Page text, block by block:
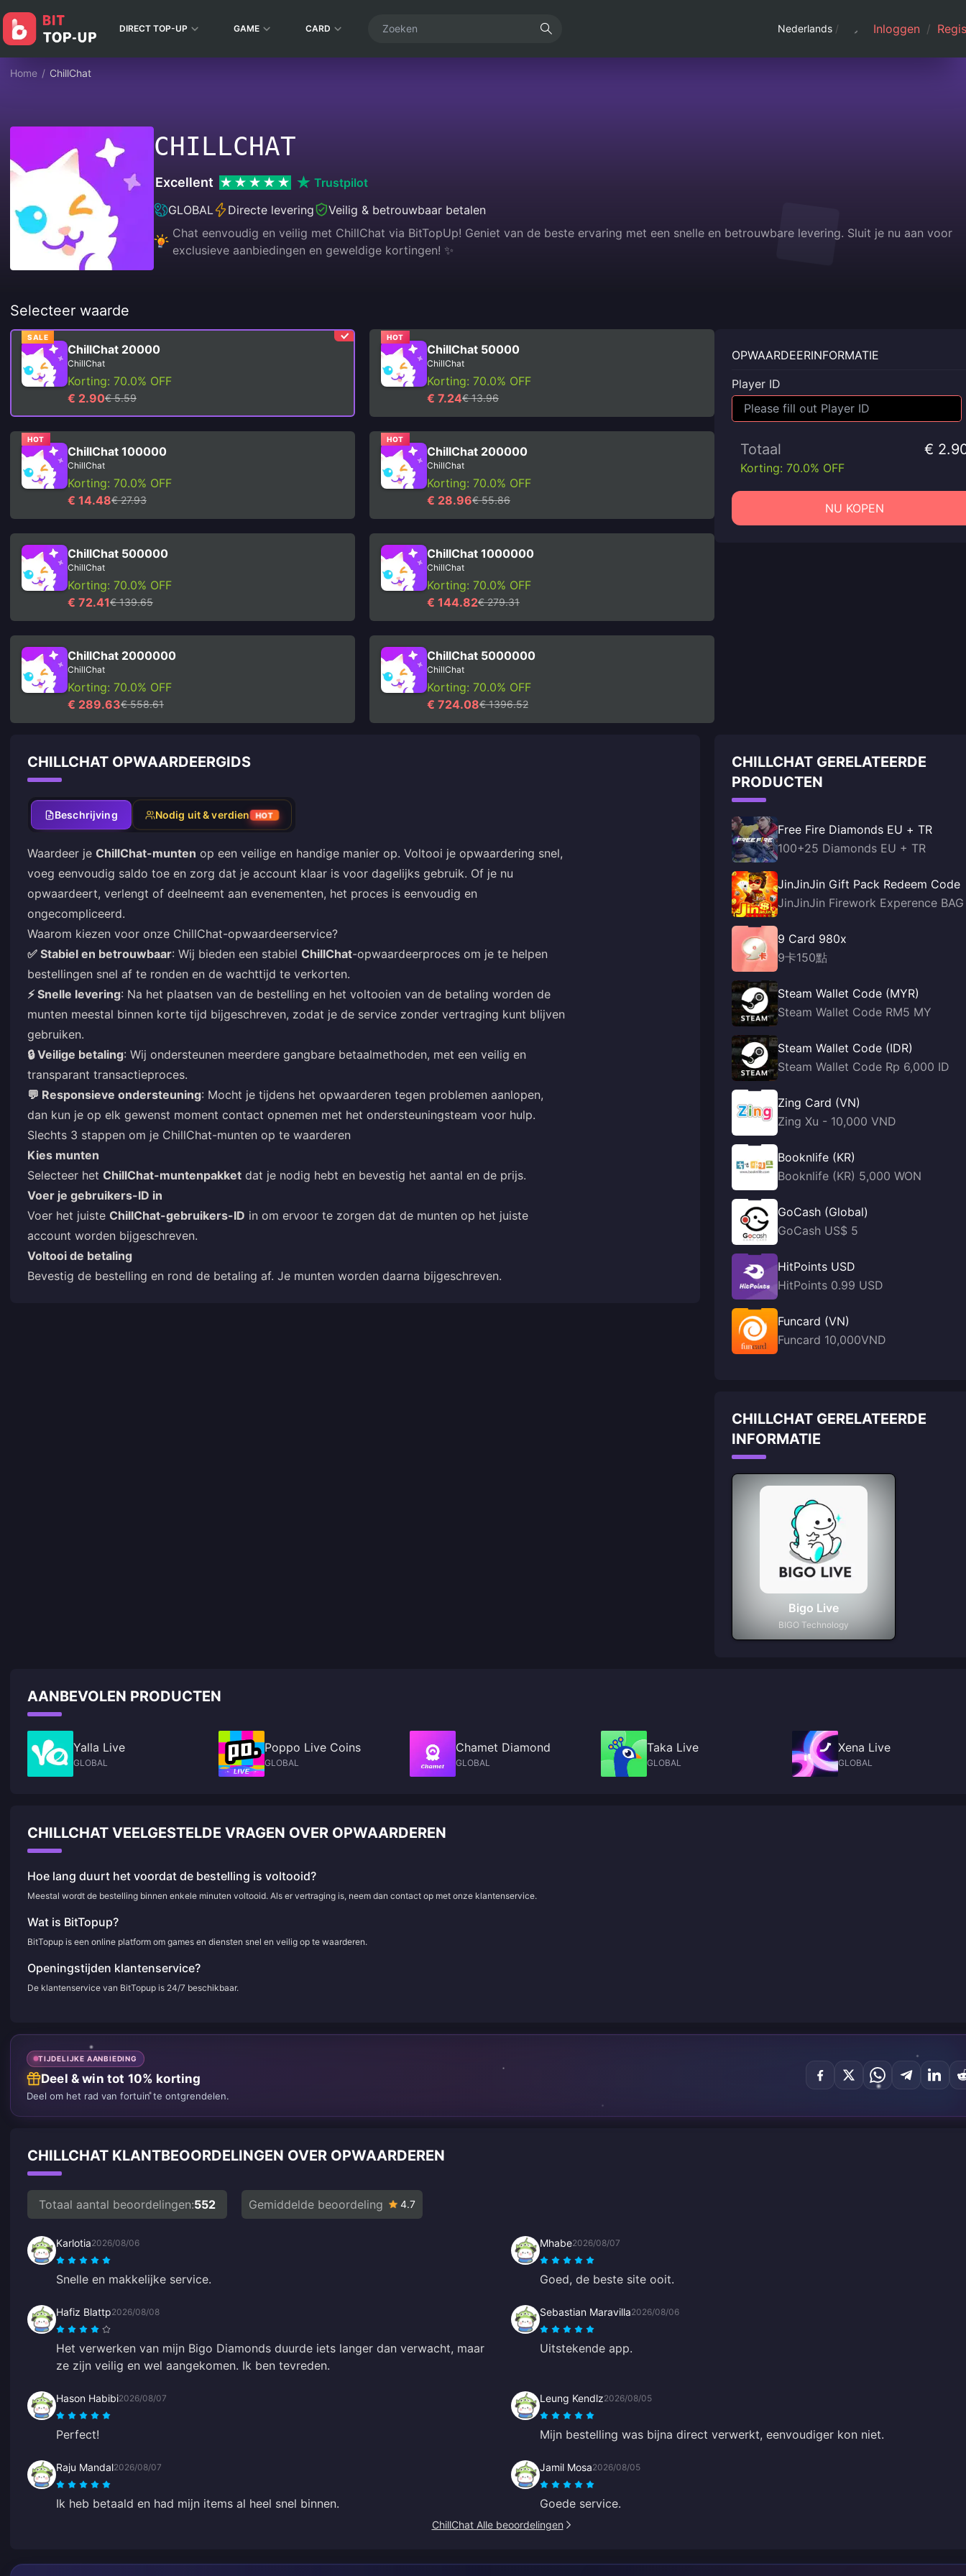
DIRECT TOP-UP GAME CARD Nederlands / Inloggen /
Home / ChillChat
CHILLCHAT
Excellent
Trustpilot
GLOBAL
Directe levering
Veilig & betrouwbaar betalen
Chat eenvoudig en veilig met ChillChat via BitTopUp! Geniet van de beste ervaring met een snelle en betrouwbare levering. Sluit je nu aan voor
exclusieve aanbiedingen en geweldige kortingen! ✨
Selecteer waarde
SALE
ChillChat 20000
ChillChat
Korting: 70.0% OFF
€ 2.90€ 5.59
HOT
ChillChat 50000
ChillChat
Korting: 70.0% OFF
€ 7.24€ 13.96
HOT
ChillChat 100000
ChillChat
Korting: 70.0% OFF
€ 14.48€ 27.93
HOT
ChillChat 200000
ChillChat
Korting: 70.0% OFF
€ 28.96€ 55.86
ChillChat 500000
ChillChat
Korting: 70.0% OFF
€ 72.41€ 139.65
ChillChat 1000000
ChillChat
Korting: 70.0% OFF
€ 144.82€ 279.31
ChillChat 2000000
ChillChat
Korting: 70.0% OFF
€ 289.63€ 558.61
ChillChat 5000000
ChillChat
Korting: 70.0% OFF
€ 724.08€ 1396.52
OPWAARDEERINFORMATIE
Player ID
Totaal €
Korting: 70.0% OFF
NU KOPEN
CHILLCHAT OPWAARDEERGIDS
Beschrijving Nodig uit & verdien HOT
Waardeer je ChillChat-munten op een veilige en handige manier op. Voltooi je opwaardering snel,
voeg eenvoudig saldo toe en zorg dat je account klaar is voor dagelijks gebruik. Of je nu
opwaardeert, verlengt of deelneemt aan evenementen, het proces is eenvoudig en
ongecompliceerd.
Waarom kiezen voor onze ChillChat-opwaardeerservice?
✅ Stabiel en betrouwbaar: Wij bieden een stabiel ChillChat-opwaardeerproces om je te helpen
bestellingen snel af te ronden en de wachttijd te verkorten.
⚡ Snelle levering: Na het plaatsen van de bestelling en het voltooien van de betaling worden de
munten meestal binnen korte tijd bijgeschreven, zodat je de service zonder vertraging kunt blijven
gebruiken.
🔒 Veilige betaling: Wij ondersteunen meerdere gangbare betaalmethoden, met een veilig en
transparant transactieproces.
💬 Responsieve ondersteuning: Mocht je tijdens het opwaarderen tegen problemen aanlopen,
dan kun je op elk gewenst moment contact opnemen met het ondersteuningsteam voor hulp.
Slechts 3 stappen om je ChillChat-munten op te waarderen
Kies munten
Selecteer het ChillChat-muntenpakket dat je nodig hebt en bevestig het aantal en de prijs.
Voer je gebruikers-ID in
Voer het juiste ChillChat-gebruikers-ID in om ervoor te zorgen dat de munten op het juiste
account worden bijgeschreven.
Voltooi de betaling
Bevestig de bestelling en rond de betaling af. Je munten worden daarna bijgeschreven.
CHILLCHAT GERELATEERDE
PRODUCTEN
Free Fire Diamonds EU + TR
100+25 Diamonds EU + TR
JinJinJin Gift Pack Redeem Code
JinJinJin Firework Experence BAG
9 Card 980x
9卡150點
Steam Wallet Code (MYR)
Steam Wallet Code RM5 MY
Steam Wallet Code (IDR)
Steam Wallet Code Rp 6,000 ID
Zing Card (VN)
Zing Xu - 10,000 VND
Booknlife (KR)
Booknlife (KR) 5,000 WON
GoCash (Global)
GoCash US$ 5
HitPoints USD
HitPoints 0.99 USD
Funcard (VN)
Funcard 10,000VND
CHILLCHAT GERELATEERDE
INFORMATIE
Bigo Live
BIGO Technology
AANBEVOLEN PRODUCTEN
Yalla Live
GLOBAL
Poppo Live Coins
GLOBAL
Chamet Diamond
GLOBAL
Taka Live
GLOBAL
Xena Live
GLOBAL
CHILLCHAT VEELGESTELDE VRAGEN OVER OPWAARDEREN
Hoe lang duurt het voordat de bestelling is voltooid?
Meestal wordt de bestelling binnen enkele minuten voltooid. Als er vertraging is, neem dan contact op met onze klantenservice.
Wat is BitTopup?
BitTopup is een online platform om games en diensten snel en veilig op te waarderen.
Openingstijden klantenservice?
De klantenservice van BitTopup is 24/7 beschikbaar.
TIJDELIJKE AANBIEDING
Deel & win tot 10% korting
Deel om het rad van fortuin te ontgrendelen.
CHILLCHAT KLANTBEOORDELINGEN OVER OPWAARDEREN
Totaal aantal beoordelingen:552 Gemiddelde beoordeling 4.7
Karlotia2026/08/06
Snelle en makkelijke service.
Mhabe2026/08/07
Goed, de beste site ooit.
Hafiz Blattp2026/08/08
Het verwerken van mijn Bigo Diamonds duurde iets langer dan verwacht, maar
ze zijn veilig en wel aangekomen. Ik ben tevreden.
Sebastian Maravilla2026/08/06
Uitstekende app.
Hason Habibi2026/08/07
Perfect!
Leung Kendlz2026/08/05
Mijn bestelling was bijna direct verwerkt, eenvoudiger kon niet.
Raju Mandal2026/08/07
Ik heb betaald en had mijn items al heel snel binnen.
Jamil Mosa2026/08/05
Goede service.
ChillChat Alle beoordelingen